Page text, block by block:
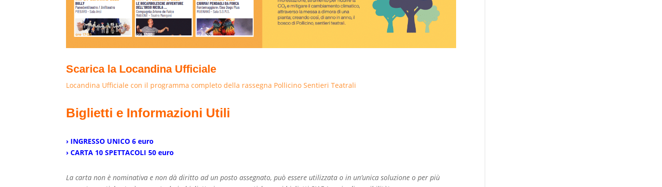
Scarica la Locandina Ufficiale
Locandina Ufficiale con il programma completo della rassegna Pollicino Sentieri Teatrali
Biglietti e Informazioni Utili
› INGRESSO UNICO 6 euro
› CARTA 10 SPETTACOLI 50 euro
La carta non è nominativa e non dà diritto ad un posto assegnato, può essere utilizzata o in un’unica soluzione o per più